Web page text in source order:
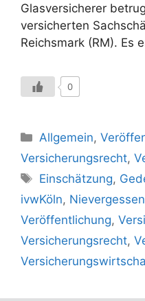
Glasversicherer
versicherten
Reichsmark (RM). Es
0
Kategorien
Allgemein,
Versicherungsrecht,
Schlagwörter
Einschätzung,
ivwKöln, Nievergessen
Veröffentlichung,
Versicherungsrecht,